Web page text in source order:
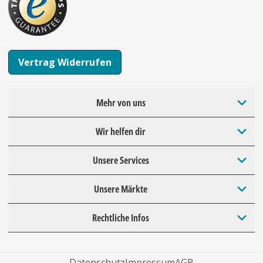
Vertrag Widerrufen
Mehr von uns
Wir helfen dir
Unsere Services
Unsere Märkte
Rechtliche Infos